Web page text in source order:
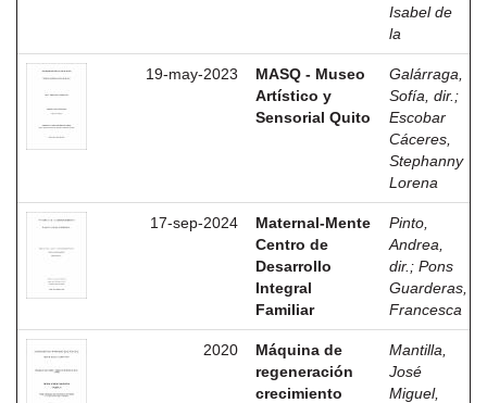
Isabel de
la
19-may-2023
MASQ - Museo
Artístico y
Sensorial Quito
Galárraga,
Sofía, dir. ;
Escobar
Cáceres,
Stephanny
Lorena
17-sep-2024
Maternal-Mente
Centro de
Desarrollo
Integral
Familiar
Pinto,
Andrea,
dir. ; Pons
Guarderas,
Francesca
2020
Máquina de
regeneración
crecimiento
Mantilla,
José
Miguel,